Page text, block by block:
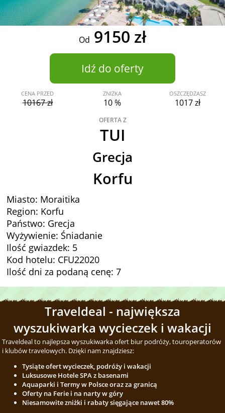
Od 9150 zł
Idź do oferty
CENA PRZED
10167 zł
ZNIŻKA
10 %
OSZCZĘDZASZ
1017 zł
OFERTA Z
TUI
Grecja
Korfu
Miasto: Moraitika
Region: Korfu
Państwo: Grecja
Wyżywienie: Śniadanie
Ilość gwiazdek: 5
Kod hotelu: CFU22020
Ilość dni za podaną cenę: 7
Traveldeal - największa
wyszukiwarka wycieczek i wakacji
Traveldeal to najlepsza wyszukiwarka ofert biur podróży, touroperatorów
i klubów travelowych. Dzięki nam znajdziesz:
Tysiąte ofert wycieczek, podróży i wakacji
Luksusowe Hotele SPA z basenami
Aquaparki i Termy w Polsce oraz za granicą
Oferty na Ferie i na narty w góry
Niesamowite zniżki i rabaty sięgające nawet 80%